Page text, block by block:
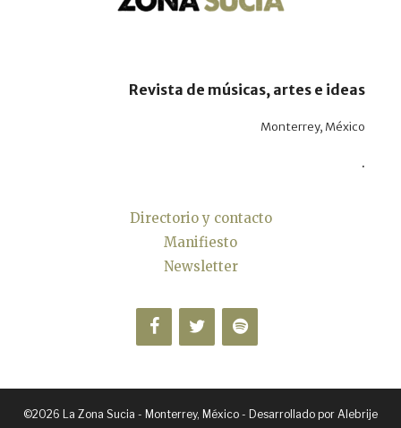
Revista de músicas, artes e ideas
Monterrey, México
.
Directorio y contacto
Manifiesto
Newsletter
©2026 La Zona Sucia - Monterrey, México - Desarrollado por Alebrije